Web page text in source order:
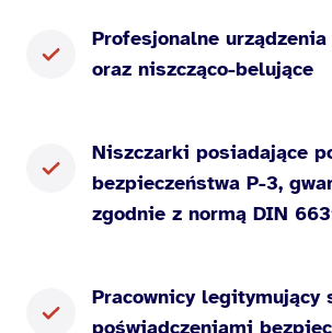
Profesjonalne
oraz niszcząco-belujące
Niszczarki posiadające
bezpieczeństwa P-3,
zgodnie z normą DIN
Pracownicy legitymujący
poświadczeniami